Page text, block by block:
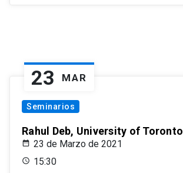
23 MAR
Seminarios
Rahul Deb, University of Toronto
23 de Marzo de 2021
15:30